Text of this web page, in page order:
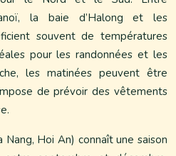
la baie d’Halong et les
souvent de températures
pour les randonnées et les
les matinées peuvent être
de prévoir des vêtements
Hoi An) connaît une saison